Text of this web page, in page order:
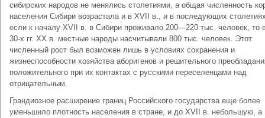
сибирских народов не менялись столетиями, а общая численность
населения Сибири возрастала и в XVII в., и в последующих
если к началу XVII в. в Сибири проживало 200—220 тыс. человек, то
30-х гг. XX в. местные народы насчитывали 800 тыс. человек. Этот
численный рост был возможен лишь в условиях сохранения и
жизнеспособности хозяйства аборигенов и решительного
положительного при их контактах с русскими переселенцами над
отрицательным.
Грандиозное расширение границ Российского государства еще более
уменьшило плотность населения в стране, и до XVII в. небольшую, а